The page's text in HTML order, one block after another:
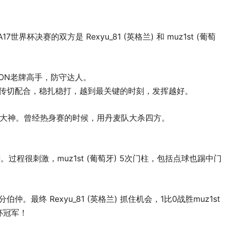
世界杯决赛的双方是 Rexyu_81 (英格兰) 和 muz1st (葡萄
老牌高手，防守达人。
切配合，稳扎稳打，越到最关键的时刻，发挥越好。
神。曾经热身赛的时候，用丹麦队大杀四方。
过程很刺激，muz1st (葡萄牙) 5次门柱，包括点球也踢中门
伯仲。最终 Rexyu_81 (英格兰) 抓住机会，1比0战胜muz1st
军！